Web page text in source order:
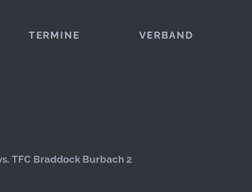
TERMINE VERBAND
TFC Braddock Burbach 2